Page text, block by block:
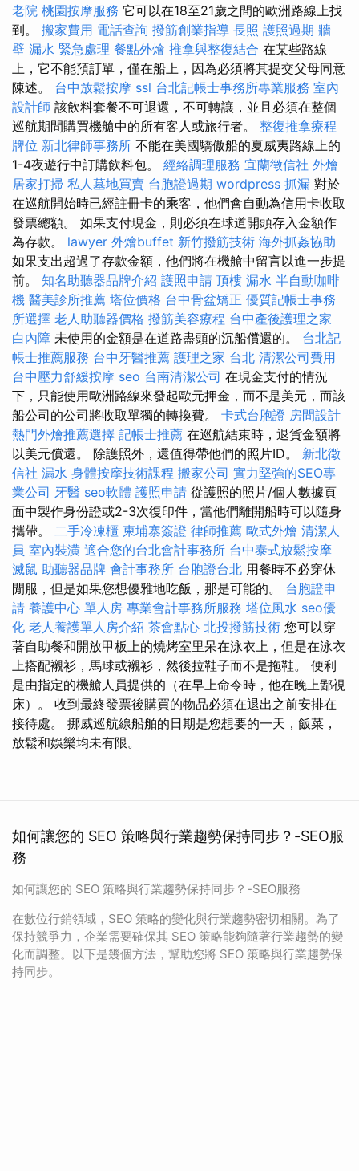
老院 桃園按摩服務 它可以在18至21歲之間的歐洲路線上找
到。 搬家費用 電話查詢 撥筋創業指導 長照 護照過期 牆
壁 漏水 緊急處理 餐點外燴 推拿與整復結合 在某些路線
上，它不能預訂單，僅在船上，因為必須將其提交父母同意
陳述。 台中放鬆按摩 ssl 台北記帳士事務所專業服務 室內
設計師 該飲料套餐不可退還，不可轉讓，並且必須在整個
巡航期間購買機艙中的所有客人或旅行者。 整復推拿療程
牌位 新北律師事務所 不能在美國驕傲船的夏威夷路線上的
1-4夜遊行中訂購飲料包。 經絡調理服務 宜蘭徵信社 外燴
居家打掃 私人墓地買賣 台胞證過期 wordpress 抓漏 對於
在巡航開始時已經註冊卡的乘客，他們會自動為信用卡收取
發票總額。 如果支付現金，則必須在球道開頭存入金額作
為存款。 lawyer 外燴buffet 新竹撥筋技術 海外抓姦協助
如果支出超過了存款金額，他們將在機艙中留言以進一步提
前。 知名助聽器品牌介紹 護照申請 頂樓 漏水 半自動咖啡
機 醫美診所推薦 塔位價格 台中骨盆矯正 優質記帳士事務
所選擇 老人助聽器價格 撥筋美容療程 台中產後護理之家
白內障 未使用的金額是在道路盡頭的沉船償還的。 台北記
帳士推薦服務 台中牙醫推薦 護理之家 台北 清潔公司費用
台中壓力舒緩按摩 seo 台南清潔公司 在現金支付的情況
下，只能使用歐洲路線來發起歐元押金，而不是美元，而該
船公司的公司將收取單獨的轉換費。 卡式台胞證 房間設計
熱門外燴推薦選擇 記帳士推薦 在巡航結束時，退貨金額將
以美元償還。 除護照外，還值得帶他們的照片ID。 新北徵
信社 漏水 身體按摩技術課程 搬家公司 實力堅強的SEO專
業公司 牙醫 seo軟體 護照申請 從護照的照片/個人數據頁
面中製作身份證或2-3次復印件，當他們離開船時可以隨身
攜帶。 二手冷凍櫃 柬埔寨簽證 律師推薦 歐式外燴 清潔人
員 室內裝潢 適合您的台北會計事務所 台中泰式放鬆按摩
滅鼠 助聽器品牌 會計事務所 台胞證台北 用餐時不必穿休
閒服，但是如果您想優雅地吃飯，那是可能的。 台胞證申
請 養護中心 單人房 專業會計事務所服務 塔位風水 seo優
化 老人養護單人房介紹 茶會點心 北投撥筋技術 您可以穿
著自助餐和開放甲板上的燒烤室里呆在泳衣上，但是在泳衣
上搭配襯衫，馬球或襯衫，然後拉鞋子而不是拖鞋。 便利
是由指定的機艙人員提供的（在早上命令時，他在晚上鄙視
床）。 收到最終發票後購買的物品必須在退出之前安排在
接待處。 挪威巡航線船舶的日期是您想要的一天，飯菜，
放鬆和娛樂均未有限。
如何讓您的 SEO 策略與行業趨勢保持同步？-SEO服
務
如何讓您的 SEO 策略與行業趨勢保持同步？-SEO服務
在數位行銷領域，SEO 策略的變化與行業趨勢密切相關。為了
保持競爭力，企業需要確保其 SEO 策略能夠隨著行業趨勢的變
化而調整。以下是幾個方法，幫助您將 SEO 策略與行業趨勢保
持同步。